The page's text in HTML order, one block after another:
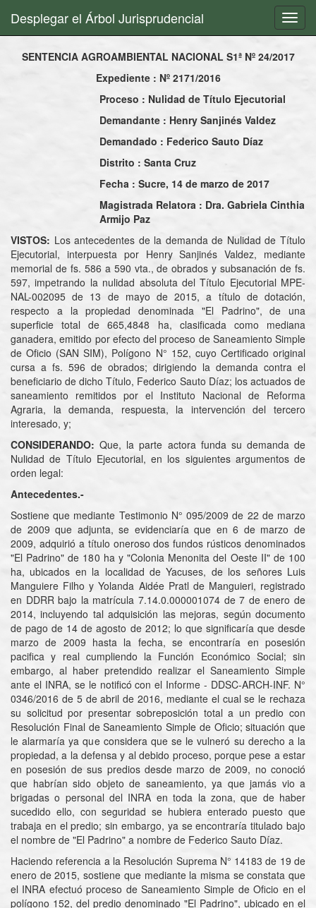
Desplegar el Árbol Jurisprudencial
SENTENCIA AGROAMBIENTAL NACIONAL S1ª Nº 24/2017
Expediente : Nº 2171/2016
Proceso : Nulidad de Título Ejecutorial
Demandante : Henry Sanjinés Valdez
Demandado : Federico Sauto Díaz
Distrito : Santa Cruz
Fecha : Sucre, 14 de marzo de 2017
Magistrada Relatora : Dra. Gabriela Cinthia
Armijo Paz
VISTOS: Los antecedentes de la demanda de Nulidad de Título
Ejecutorial, interpuesta por Henry Sanjinés Valdez, mediante
memorial de fs. 586 a 590 vta., de obrados y subsanación de fs.
597, impetrando la nulidad absoluta del Título Ejecutorial MPE-
NAL-002095 de 13 de mayo de 2015, a título de dotación,
respecto a la propiedad denominada "El Padrino", de una
superficie total de 665,4848 ha, clasificada como mediana
ganadera, emitido por efecto del proceso de Saneamiento Simple
de Oficio (SAN SIM), Polígono N° 152, cuyo Certificado original
cursa a fs. 596 de obrados; dirigiendo la demanda contra el
beneficiario de dicho Título, Federico Sauto Díaz; los actuados de
saneamiento remitidos por el Instituto Nacional de Reforma
Agraria, la demanda, respuesta, la intervención del tercero
interesado, y;
CONSIDERANDO: Que, la parte actora funda su demanda de
Nulidad de Título Ejecutorial, en los siguientes argumentos de
orden legal:
Antecedentes.-
Sostiene que mediante Testimonio N° 095/2009 de 22 de marzo
de 2009 que adjunta, se evidenciaría que en 6 de marzo de
2009, adquirió a título oneroso dos fundos rústicos denominados
"El Padrino" de 180 ha y "Colonia Menonita del Oeste II" de 100
ha, ubicados en la localidad de Yacuses, de los señores Luis
Manguiere Filho y Yolanda Aidée Pratl de Manguieri, registrado
en DDRR bajo la matrícula 7.14.0.000001074 de 7 de enero de
2014, incluyendo tal adquisición las mejoras, según documento
de pago de 14 de agosto de 2012; lo que significaría que desde
marzo de 2009 hasta la fecha, se encontraría en posesión
pacifica y real cumpliendo la Función Económico Social; sin
embargo, al haber pretendido realizar el Saneamiento Simple
ante el INRA, se le notificó con el Informe - DDSC-ARCH-INF. N°
0346/2016 de 5 de abril de 2016, mediante el cual se le rechaza
su solicitud por presentar sobreposición total a un predio con
Resolución Final de Saneamiento Simple de Oficio; situación que
le alarmaría ya que considera que se le vulneró su derecho a la
propiedad, a la defensa y al debido proceso, porque pese a estar
en posesión de sus predios desde marzo de 2009, no conoció
que habrían sido objeto de saneamiento, ya que jamás vio a
brigadas o personal del INRA en toda la zona, que de haber
sucedido ello, con seguridad se hubiera enterado puesto que
trabaja en el predio; sin embargo, ya se encontraría titulado bajo
el nombre de "El Padrino" a nombre de Federico Sauto Díaz.
Haciendo referencia a la Resolución Suprema N° 14183 de 19 de
enero de 2015, sostiene que mediante la misma se constata que
el INRA efectuó proceso de Saneamiento Simple de Oficio en el
polígono 152, del predio denominado "El Padrino", ubicado en el